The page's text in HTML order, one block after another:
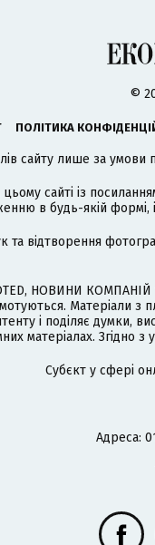
©
ПОЛІТИКА
сайту лише за умови
сайті із
в будь-якій формі,
відтворення
НОВИНИ КОМПАНІЙ
і поділяє думки,
матеріалах. Згідно з
Cубєкт у сфері
Адреса: